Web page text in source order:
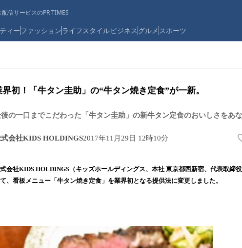
信サービスのPR TIMES
ィーファッションライフスタイルビジネス グルメ スポーツ
界初！「牛タン圭助」の“牛タン焼き定食”が一新。
の一口までこだわった「牛タン圭助」の新牛タン定食のおいしさをあな
会社KIDS HOLDINGS2017年11月29日 12時10分
会社KIDS HOLDINGS（キッズホールディングス、本社 東京都西新宿、代表取締
、看板メニュー「牛タン焼き定食」を業界初となる提供法に変更しました。